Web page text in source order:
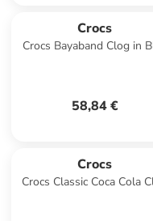
Crocs
Crocs Bayaband Clog in
58,84 €
Crocs
Crocs Classic Coca Cola